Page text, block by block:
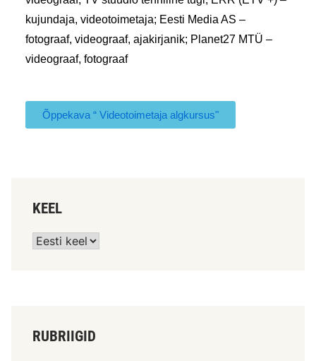
kujundaja, videotoimetaja; Eesti Media AS –
fotograaf, videograaf, ajakirjanik; Planet27 MTÜ –
videograaf, fotograaf
Õppekava “ Videotoimetaja algkursus"
KEEL
RUBRIIGID